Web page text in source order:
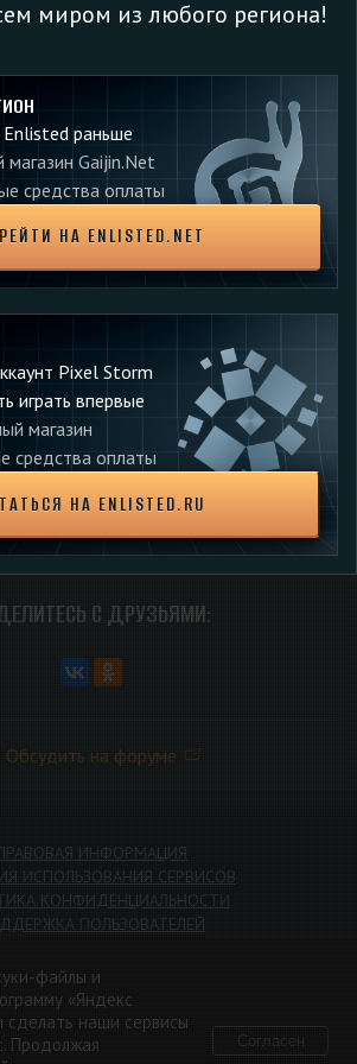
миром из любого региона!
Enlisted раньше
магазин Gaijin.Net
средства оплаты
НА ENLISTED.NET
Pixel Storm
играть впервые
магазин
средства оплаты
НА ENLISTED.RU
официальным релизом. Чтобы
нужно скачать специальный клиент и
тестовом сервере с вашим аккаунтом
не будут перенесены на
сервер.
ОТЗЫВЫ
тестирования — обнаружить и
вами идеи, как сделать обновление
свои отзывы на нововведения в теме
ошибки можно оформить по
анонса.
помогаете нам делать Enlisted лучше!
С ДРУЗЬЯМИ:
Обсудить на форуме
ИНФОРМАЦИЯ
ИСПОЛЬЗОВАНИЯ СЕРВИСОВ
КОНФИДЕНЦИАЛЬНОСТИ
ПОЛЬЗОВАТЕЛЕЙ
Шквал». Игра Enlisted разработана с
интеллектуальной собственности
файлы и
«Яндекс
сделать наши сервисы
Продолжая
Согласен